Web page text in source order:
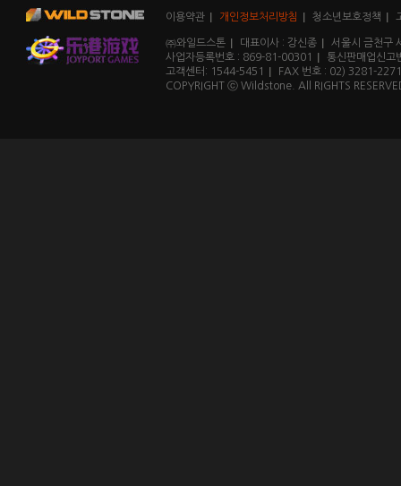
이용약관 개인정보처리방침 청소년보호정책
㈜와일드스톤 대표이사 : 강신종
서울시 금천구
사업자등록번호 : 869-81-00301
통신판매업신고
고객센터: 1544-5451
FAX 번호 : 02) 3281-2271
COPYRIGHT ⓒ Wildstone. All RIGHTS